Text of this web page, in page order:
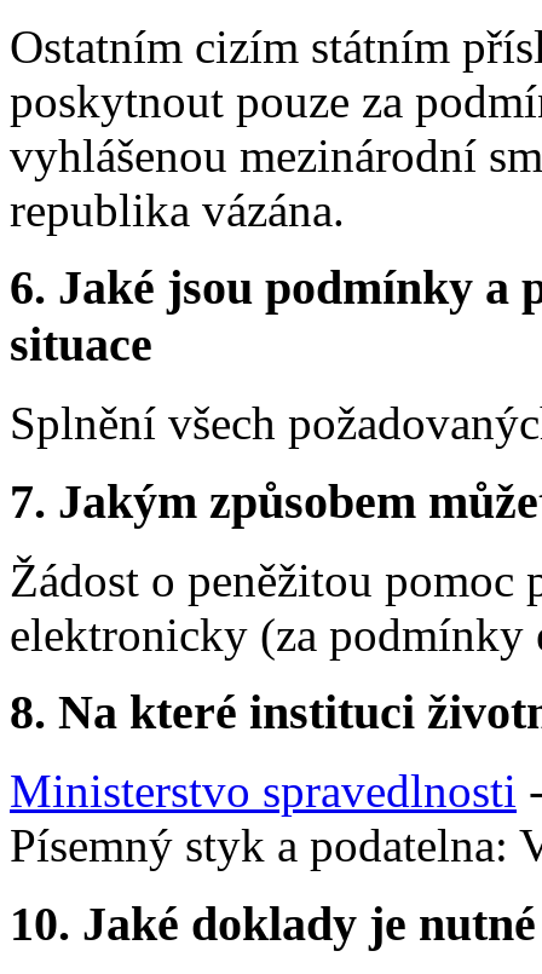
Ostatním cizím státním
poskytnout pouze za
vyhlášenou mezinárodní
republika vázána.
6. Jaké jsou podmínky a
situace
Splnění všech
7. Jakým způsobem
Žádost o peněžitou pomoc
elektronicky (za podmínky
8. Na které instituci
Ministerstvo spravedlnosti
Písemný styk a podatelna:
10. Jaké doklady je